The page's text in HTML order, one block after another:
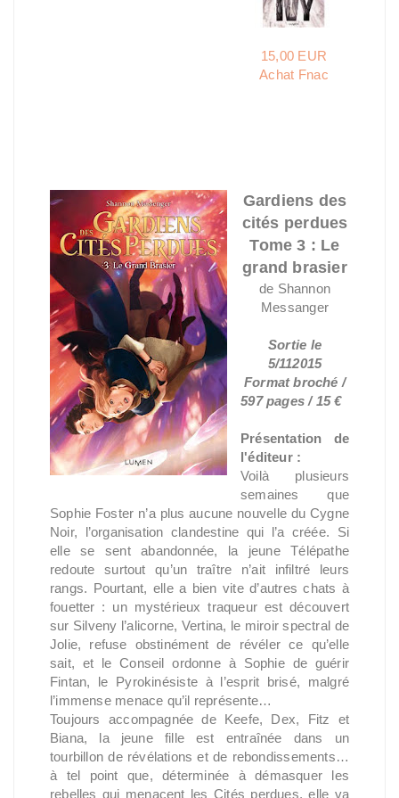
15,00 EUR
Achat Fnac
Gardiens des
cités perdues
Tome 3 : Le
grand brasier
de Shannon
Messanger
Sortie le
5/112015
Format broché /
597 pages / 15 €
Présentation de
l'éditeur :
Voilà plusieurs
semaines que
Sophie Foster n’a plus aucune nouvelle du Cygne
Noir, l’organisation clandestine qui l’a créée. Si
elle se sent abandonnée, la jeune Télépathe
redoute surtout qu’un traître n’ait infiltré leurs
rangs. Pourtant, elle a bien vite d’autres chats à
fouetter : un mystérieux traqueur est découvert
sur Silveny l’alicorne, Vertina, le miroir spectral de
Jolie, refuse obstinément de révéler ce qu’elle
sait, et le Conseil ordonne à Sophie de guérir
Fintan, le Pyrokinésiste à l’esprit brisé, malgré
l’immense menace qu’il représente…
Toujours accompagnée de Keefe, Dex, Fitz et
Biana, la jeune fille est entraînée dans un
tourbillon de révélations et de rebondissements…
à tel point que, déterminée à démasquer les
rebelles qui menacent les Cités perdues, elle va